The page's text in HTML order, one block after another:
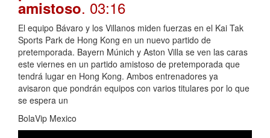
amistoso. 03:16
El equipo Bávaro y los Villanos miden fuerzas en el Kai Tak
Sports Park de Hong Kong en un nuevo partido de
pretemporada. Bayern Múnich y Aston Villa se ven las caras
este viernes en un partido amistoso de pretemporada que
tendrá lugar en Hong Kong. Ambos entrenadores ya
avisaron que pondrán equipos con varios titulares por lo que
se espera un
BolaVip Mexico